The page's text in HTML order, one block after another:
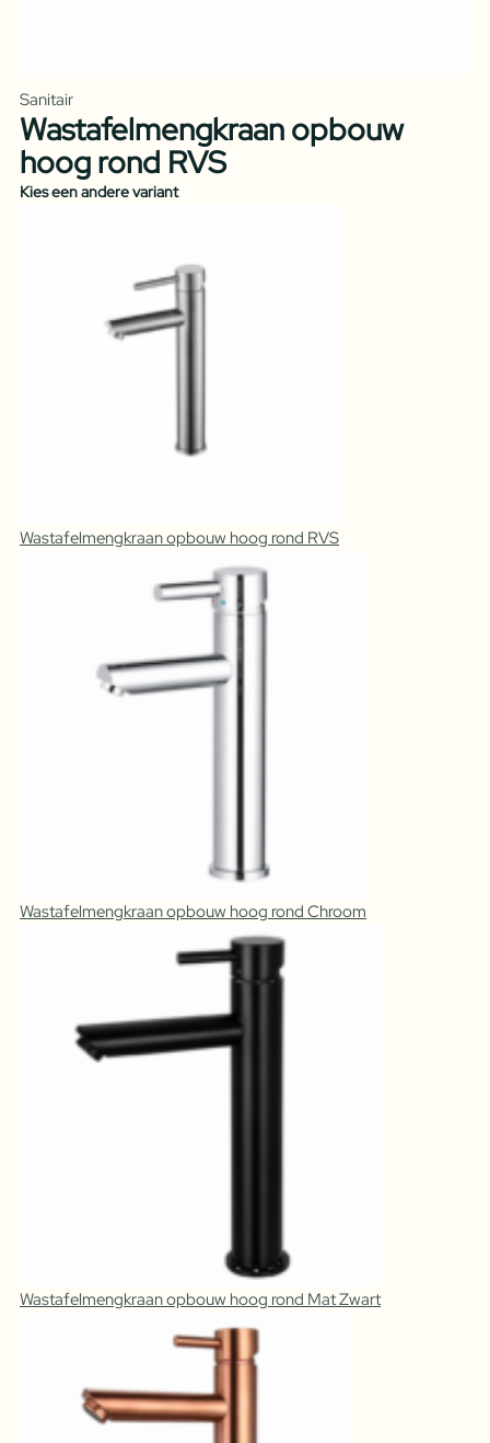
Sanitair
Wastafelmengkraan opbouw
hoog rond RVS
Kies een andere variant
Wastafelmengkraan opbouw hoog rond RVS
Wastafelmengkraan opbouw hoog rond Chroom
Wastafelmengkraan opbouw hoog rond Mat Zwart